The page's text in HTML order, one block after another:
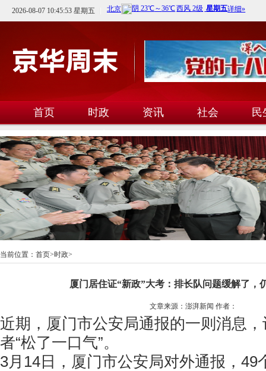
2026-08-07 10:45:54 星期五
首页 时政 资讯 社会
民
文教
卫生 科技
当前位置： 首页>时政>
厦门居住证“新政”大考：排长队问题缓解了，
文章来源：澎湃新闻 作者：
近期，厦门市公安局通报的一则消息
者“松了一口气”。
3月14日，厦门市公安局对外通报，49